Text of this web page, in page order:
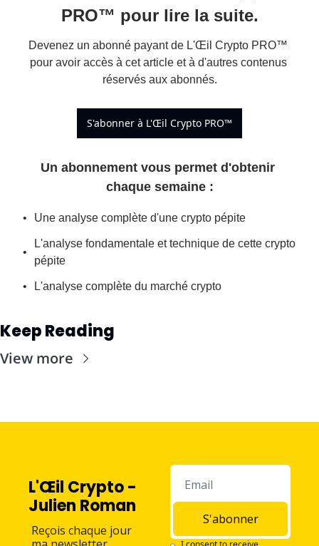
PRO™ pour lire la suite.
Devenez un abonné payant de L'Œil Crypto PRO™
pour avoir accès à cet article et à d'autres contenus
réservés aux abonnés.
S'abonner à L'Œil Crypto PRO™
Un abonnement vous permet d'obtenir
chaque semaine :
Une analyse complète d'une crypto pépite
L'analyse fondamentale et technique de cette crypto
pépite
L'analyse complète du marché crypto
Keep Reading
View more
L'Œil Crypto -
Julien Roman
Reçois chaque jour
S'abonner